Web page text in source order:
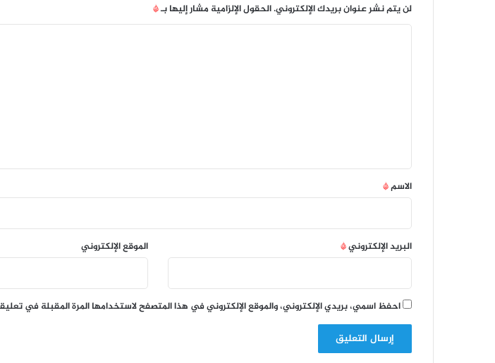
لن يتم نشر عنوان بريدك الإلكتروني.الحقول الإلزامية مشار إليها بـ*
*
الاسم*
البريد الإلكتروني* الموقع الإلكتروني
احفظ اسمي، بريدي الإلكتروني، والموقع الإلكتروني في هذا المتصفح لاستخدامها المرة المقبلة في